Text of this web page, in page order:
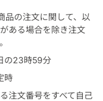
品の注文に関して、以
ある場合を除き注文
の23時59分
時
注文番号をすべて自己